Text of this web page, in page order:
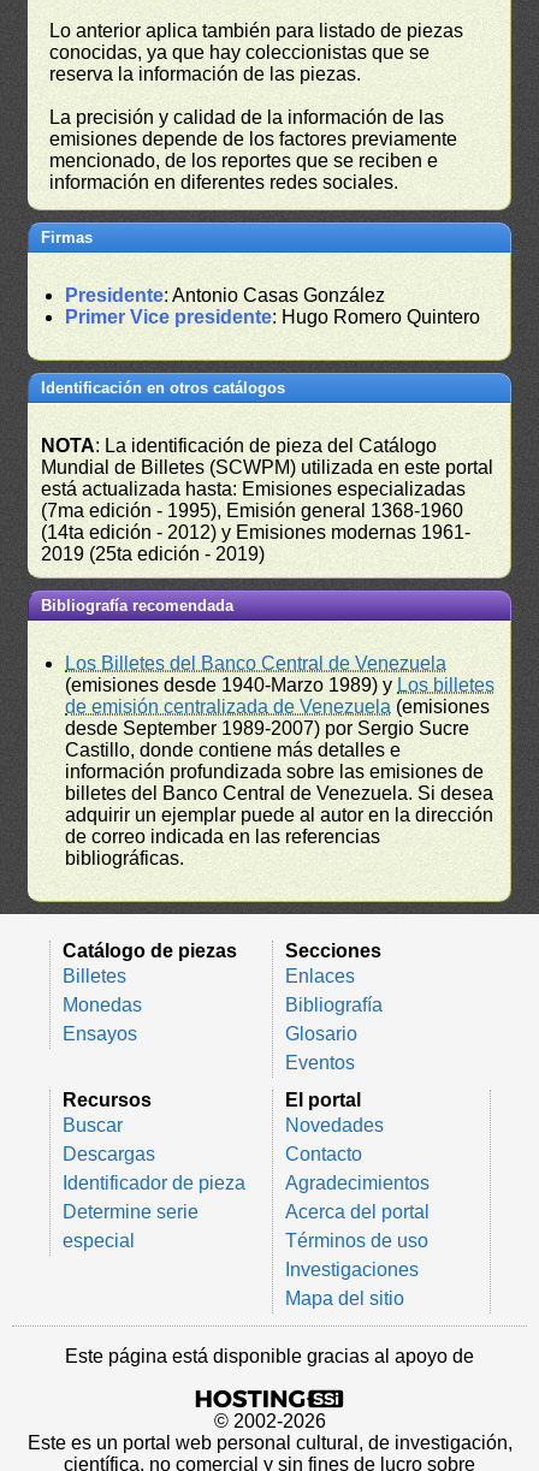
Lo anterior aplica también para listado de piezas
conocidas, ya que hay coleccionistas que se
reserva la información de las piezas.
La precisión y calidad de la información de las
emisiones depende de los factores previamente
mencionado, de los reportes que se reciben e
información en diferentes redes sociales.
Firmas
Presidente: Antonio Casas González
Primer Vice presidente: Hugo Romero Quintero
Identificación en otros catálogos
NOTA: La identificación de pieza del Catálogo
Mundial de Billetes (SCWPM) utilizada en este portal
está actualizada hasta: Emisiones especializadas
(7ma edición - 1995), Emisión general 1368-1960
(14ta edición - 2012) y Emisiones modernas 1961-
2019 (25ta edición - 2019)
Bibliografía recomendada
Los Billetes del Banco Central de Venezuela
(emisiones desde 1940-Marzo 1989) y Los billetes
de emisión centralizada de Venezuela (emisiones
desde September 1989-2007) por Sergio Sucre
Castillo, donde contiene más detalles e
información profundizada sobre las emisiones de
billetes del Banco Central de Venezuela. Si desea
adquirir un ejemplar puede al autor en la dirección
de correo indicada en las referencias
bibliográficas.
Catálogo de piezas
Billetes
Monedas
Ensayos
Secciones
Enlaces
Bibliografía
Glosario
Eventos
Recursos
Buscar
Descargas
Identificador de pieza
Determine serie
especial
El portal
Novedades
Contacto
Agradecimientos
Acerca del portal
Términos de uso
Investigaciones
Mapa del sitio
Este página está disponible gracias al apoyo de
© 2002-2026
Este es un portal web personal cultural, de investigación,
científica, no comercial y sin fines de lucro sobre